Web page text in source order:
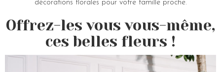
décorations florales pour votre famille proche.
Offrez-les vous vous-même,
ces belles fleurs !